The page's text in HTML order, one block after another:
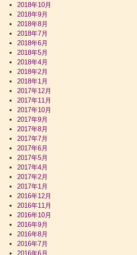
2018年10月
2018年9月
2018年8月
2018年7月
2018年6月
2018年5月
2018年4月
2018年2月
2018年1月
2017年12月
2017年11月
2017年10月
2017年9月
2017年8月
2017年7月
2017年6月
2017年5月
2017年4月
2017年2月
2017年1月
2016年12月
2016年11月
2016年10月
2016年9月
2016年8月
2016年7月
2016年6月